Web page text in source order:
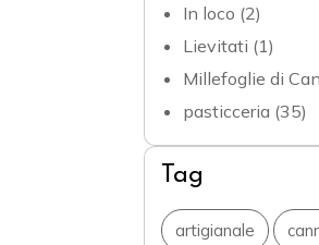
In loco (2)
Lievitati (1)
Millefoglie di
pasticceria (35)
Tag
artigianale